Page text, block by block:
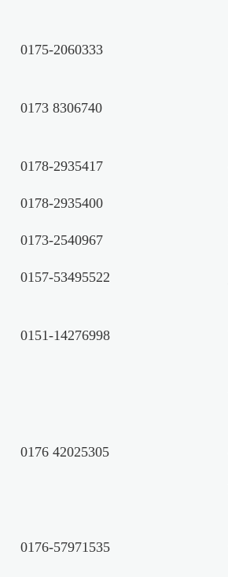
0175-2060333
0173 8306740
0178-2935417
0178-2935400
0173-2540967
0157-53495522
0151-14276998
0176 42025305
0176-57971535